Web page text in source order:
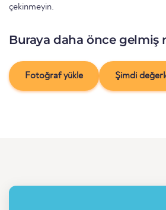
çekinmeyin.
Buraya daha önce gelmiş
Fotoğraf yükle Şimdi